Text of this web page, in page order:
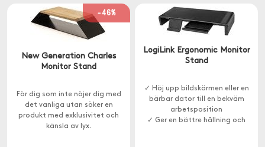
-46%
New Generation Charles
Monitor Stand
För dig som inte nöjer dig med
det vanliga utan söker en
produkt med exklusivitet och
känsla av lyx.
LogiLink Ergonomic Monitor
Stand
✓ Höj upp bildskärmen eller en
bärbar dator till en bekväm
arbetsposition
✓ Ger en bättre hållning och